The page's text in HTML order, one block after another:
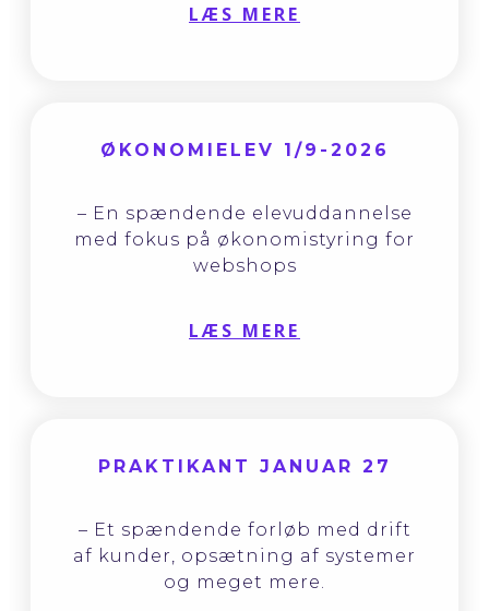
LÆS MERE
ØKONOMIELEV 1/9-2026
– En spændende elevuddannelse
med fokus på økonomistyring for
webshops
LÆS MERE
PRAKTIKANT JANUAR 27
– Et spændende forløb med drift
af kunder, opsætning af systemer
og meget mere.